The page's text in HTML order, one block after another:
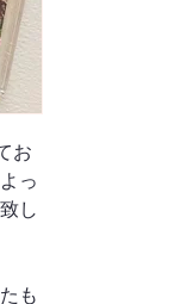
お
っ
し
も